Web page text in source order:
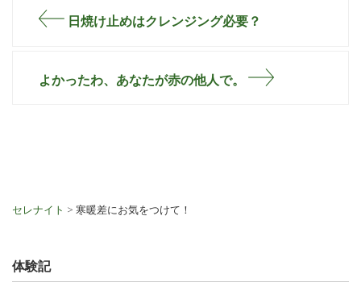
日焼け止めはクレンジング必要？
よかったわ、あなたが赤の他人で。
セレナイト > 寒暖差にお気をつけて！
体験記